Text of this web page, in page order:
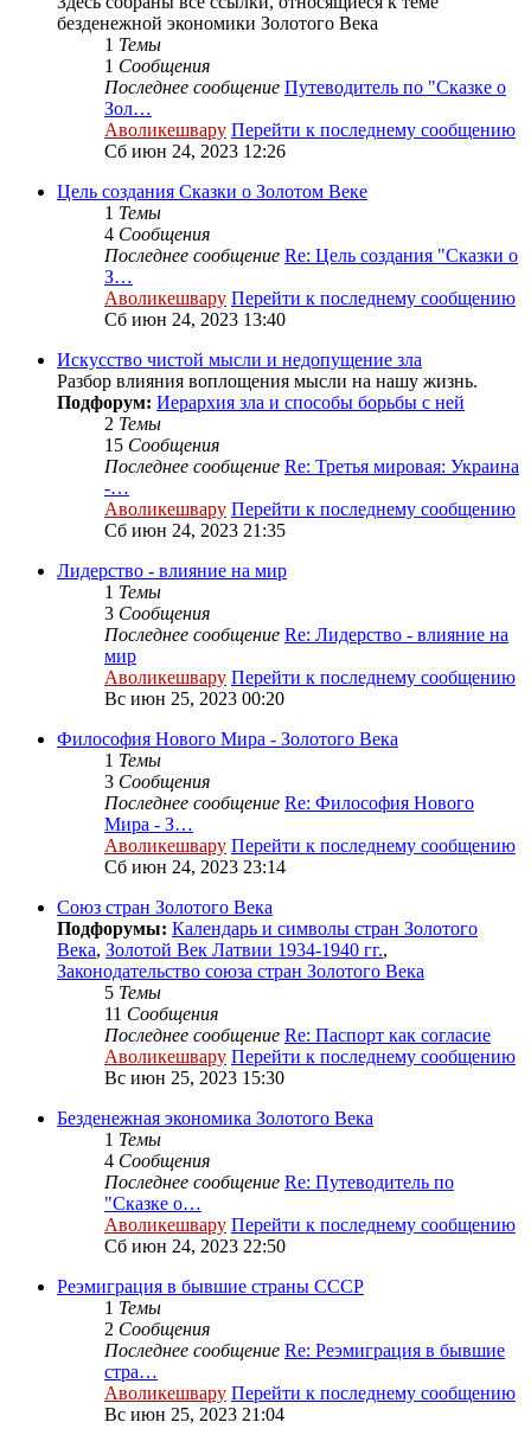
безденежной экономики Золотого Века
1 Темы
1 Сообщения
Последнее сообщение Путеводитель по "Сказке о
Зол…
Аволикешвару Перейти к последнему сообщению
Сб июн 24, 2023 12:26
Цель создания Сказки о Золотом Веке
1 Темы
4 Сообщения
Последнее сообщение Re: Цель создания "Сказки о
З…
Аволикешвару Перейти к последнему сообщению
Сб июн 24, 2023 13:40
Искусство чистой мысли и недопущение зла
Разбор влияния воплощения мысли на нашу жизнь.
Подфорум: Иерархия зла и способы борьбы с ней
2 Темы
15 Сообщения
Последнее сообщение Re: Третья мировая: Украина
-…
Аволикешвару Перейти к последнему сообщению
Сб июн 24, 2023 21:35
Лидерство - влияние на мир
1 Темы
3 Сообщения
Последнее сообщение Re: Лидерство - влияние на
мир
Аволикешвару Перейти к последнему сообщению
Вс июн 25, 2023 00:20
Философия Нового Мира - Золотого Века
1 Темы
3 Сообщения
Последнее сообщение Re: Философия Нового
Мира - З…
Аволикешвару Перейти к последнему сообщению
Сб июн 24, 2023 23:14
Cоюз стран Золотого Века
Подфорумы: Календарь и символы стран Золотого
Века, Золотой Век Латвии 1934-1940 гг.,
Законодательство союза стран Золотого Века
5 Темы
11 Сообщения
Последнее сообщение Re: Паспорт как согласие
Аволикешвару Перейти к последнему сообщению
Вс июн 25, 2023 15:30
Безденежная экономика Золотого Века
1 Темы
4 Сообщения
Последнее сообщение Re: Путеводитель по
"Сказке о…
Аволикешвару Перейти к последнему сообщению
Сб июн 24, 2023 22:50
Реэмиграция в бывшие страны СССР
1 Темы
2 Сообщения
Последнее сообщение Re: Реэмиграция в бывшие
стра…
Аволикешвару Перейти к последнему сообщению
Вс июн 25, 2023 21:04